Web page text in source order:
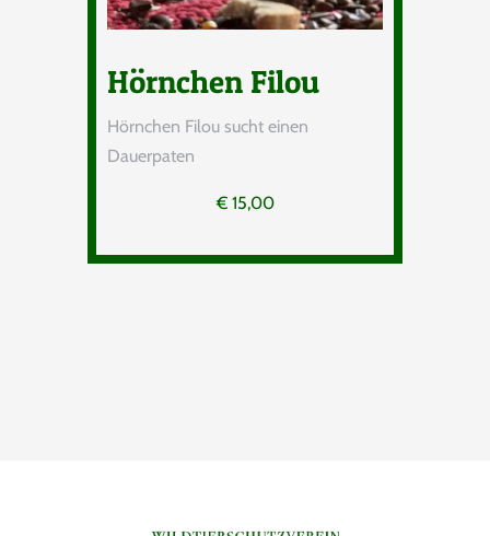
Hörnchen Filou
Hörnchen Filou sucht einen
Dauerpaten
€15,00